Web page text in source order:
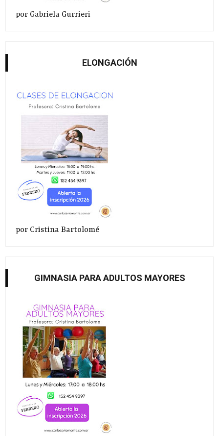
por Gabriela Gurrieri
ELONGACIÓN
por Cristina Bartolomé
GIMNASIA PARA ADULTOS MAYORES